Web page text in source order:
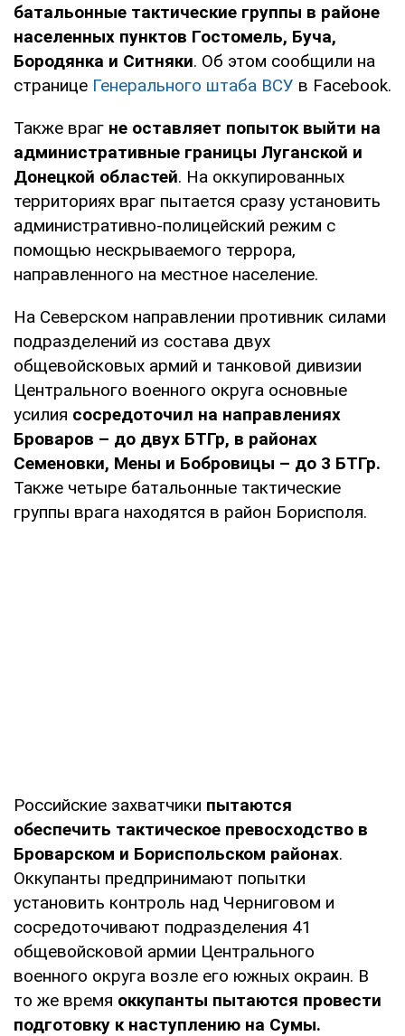
батальонные тактические группы в районе
населенных пунктов Гостомель, Буча,
Бородянка и Ситняки. Об этом сообщили на
странице Генерального штаба ВСУ в Facebook.
Также враг не оставляет попыток выйти на
административные границы Луганской и
Донецкой областей. На оккупированных
территориях враг пытается сразу установить
административно-полицейский режим с
помощью нескрываемого террора,
направленного на местное население.
На Северском направлении противник силами
подразделений из состава двух
общевойсковых армий и танковой дивизии
Центрального военного округа основные
усилия сосредоточил на направлениях
Броваров – до двух БТГр, в районах
Семеновки, Мены и Бобровицы – до 3 БТГр.
Также четыре батальонные тактические
группы врага находятся в район Борисполя.
Российские захватчики пытаются
обеспечить тактическое превосходство в
Броварском и Бориспольском районах.
Оккупанты предпринимают попытки
установить контроль над Черниговом и
сосредоточивают подразделения 41
общевойсковой армии Центрального
военного округа возле его южных окраин. В
то же время оккупанты пытаются провести
подготовку к наступлению на Сумы.